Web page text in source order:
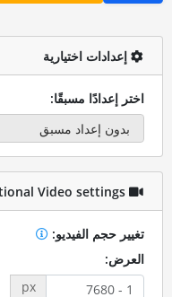
إعدادات اختيارية
اختر إعدادًا مسبقًا:
Optional Video settings
تغيير حجم الفيديو:
العرض:
px